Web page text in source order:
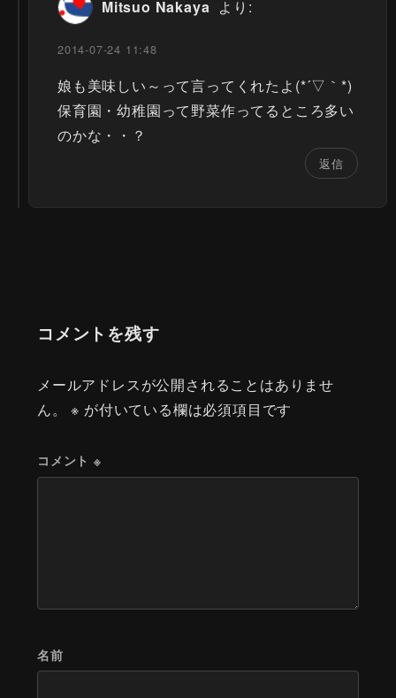
Mitsuo Nakaya より:
2014-07-24 11:48
娘も美味しい～って言ってくれたよ(*´▽｀*)
保育園・幼稚園って野菜作ってるところ多い
のかな・・？
返信
コメントを残す
メールアドレスが公開されることはありませ
ん。
※ が付いている欄は必須項目です
コメント ※
名前